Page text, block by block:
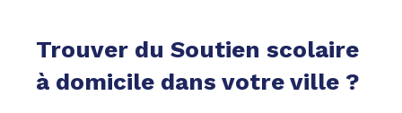
Trouver du Soutien scolaire
à domicile dans votre ville ?